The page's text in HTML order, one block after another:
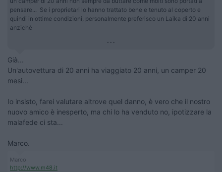
pensare... Se i proprietari lo hanno trattato bene e tenuto al coperto e
quindi in ottime condizioni, personalmente preferisco un Laika di 20 anni
anzichè
...
Già...
Un'autovettura di 20 anni ha viaggiato 20 anni, un camper 20
mesi...
Io insisto, farei valutare altrove quel danno, è vero che il nostro
nuovo amico è inesperto, ma chi lo ha venduto no, ipotizzare la
malafede ci sta...
Marco.
Marco
http://www.m48.it